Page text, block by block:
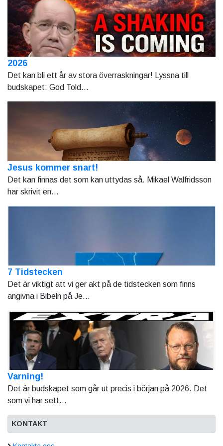
2026
Det kan bli ett år av stora överraskningar! Lyssna till
budskapet: God Told...
Jesus kommer snart!
Det kan finnas det som kan uttydas så. Mikael Walfridsson
har skrivit en...
7 Tidstecken
Det är viktigt att vi ger akt på de tidstecken som finns
angivna i Bibeln på Je...
Varning!
Det är budskapet som går ut precis i början på 2026. Det
som vi har sett...
KONTAKT